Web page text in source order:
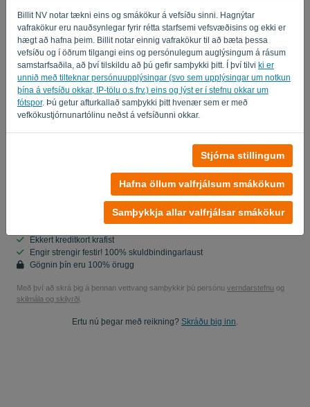
Billit NV notar tækni eins og smákökur á vefsíðu sinni. Hagnýtar
vafrakökur eru nauðsynlegar fyrir rétta starfsemi vefsvæðisins og ekki er
hægt að hafna þeim. Billit notar einnig vafrakökur til að bæta þessa
vefsíðu og í öðrum tilgangi eins og persónulegum auglýsingum á rásum
samstarfsaðila, að því tilskildu að þú gefir samþykki þitt. Í því tilvi ki er
unnið með tilteknar persónuupplýsingar (svo sem upplýsingar um notkun
þína á vefsíðu okkar, IP-tölu o.s.frv.) eins og lýst er í stefnu okkar um
fótspor. Þú getur afturkallað samþykki þitt hvenær sem er með
vefkökustjórnunartólinu neðst á vefsíðunni okkar.
Stjórna stillingum
Hafna öllum valfrjálsum smákökum
Samþykkja allar valfrjálsar smákökur
Land
Ertu ekki tölva? Fylltu inn ' '.
Já, þú getur rannsakað framleiðsludagsetningar mínar..
Byrjaðu ókeypis prufuáskrift
Ekkert kreditkort krafist
Engir strengir festir! 100% skuldbindingarlaust
Gögnin þín eru 100% örugg
Með því að skrá þig á þennan vettvang samþykkir þú persónu verndarstefnu og
skilmála og skilyrði
Ertu nú þegar með reikning? Skráðu þig inn.